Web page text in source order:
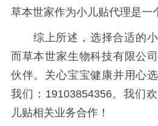
草本世家作为小儿贴代理是一
综上所述，选择合适的小
而草本世家生物科技有限公
伙伴。关心宝宝健康并用心
我们：19103854356。我们
儿贴相关业务合作！